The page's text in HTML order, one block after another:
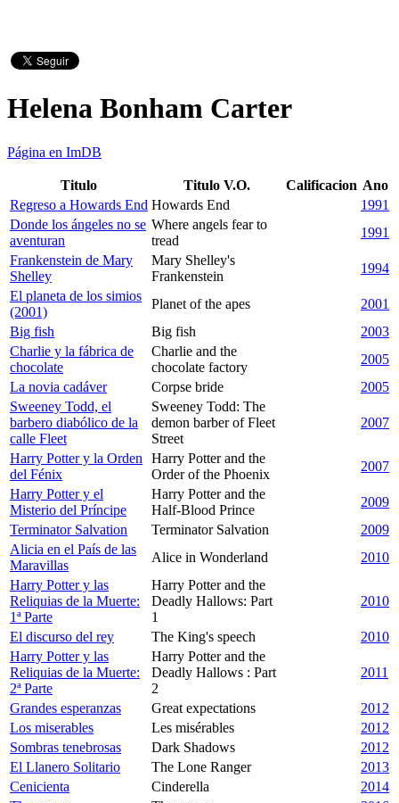
Helena Bonham Carter
Página en ImDB
Titulo Titulo V.O. Calificacion Ano
Regreso a Howards End Howards End
1991
Donde los ángeles no se
aventuran
Where angels fear to
tread
1991
Frankenstein de Mary
Shelley
Mary Shelley's
Frankenstein
1994
El planeta de los simios
(2001)
Planet of the apes
2001
Big fish
Big fish
2003
Charlie y la fábrica de
chocolate
Charlie and the
chocolate factory
2005
La novia cadáver
Corpse bride
2005
Sweeney Todd, el
barbero diabólico de la
calle Fleet
Sweeney Todd: The
demon barber of Fleet
Street
2007
Harry Potter y la Orden
del Fénix
Harry Potter and the
Order of the Phoenix
2007
Harry Potter y el
Misterio del Príncipe
Harry Potter and the
Half-Blood Prince
2009
Terminator Salvation
Terminator Salvation
2009
Alicia en el País de las
Maravillas
Alice in Wonderland
2010
Harry Potter y las
Reliquias de la Muerte:
1ª Parte
Harry Potter and the
Deadly Hallows: Part
1
2010
El discurso del rey The King's speech
2010
Harry Potter y las
Reliquias de la Muerte:
2ª Parte
Harry Potter and the
Deadly Hallows : Part
2
2011
Grandes esperanzas Great expectations
2012
Los miserables
Les misérables
2012
Sombras tenebrosas
Dark Shadows
2012
El Llanero Solitario
The Lone Ranger
2013
Cenicienta
Cinderella
2014